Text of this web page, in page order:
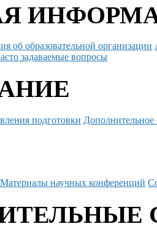
об образовательной организации
задаваемые вопросы
подготовки Дополнительное
Материалы научных конференций